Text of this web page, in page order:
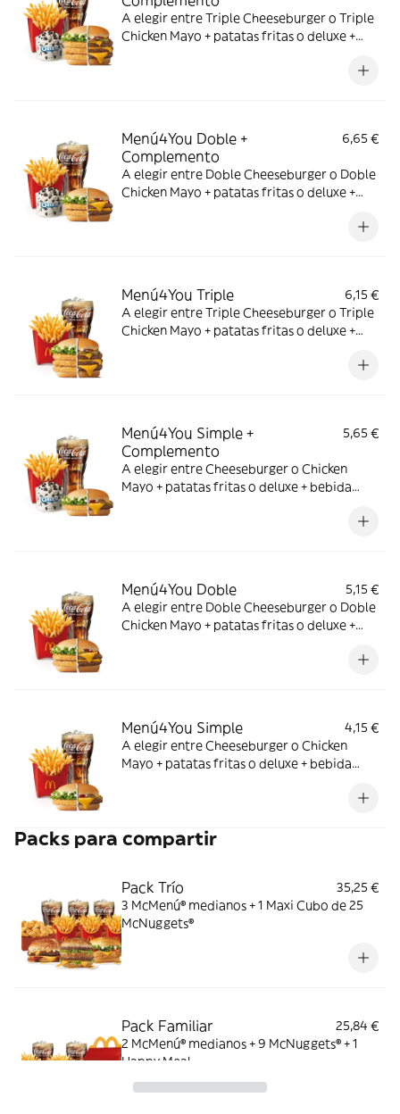
A elegir entre Triple Cheeseburger o Triple
Chicken Mayo + patatas fritas o deluxe +
Menú4You Doble +
Complemento
6,65 €
A elegir entre Doble Cheeseburger o Doble
Chicken Mayo + patatas fritas o deluxe +
Menú4You Triple
6,15 €
A elegir entre Triple Cheeseburger o Triple
Chicken Mayo + patatas fritas o deluxe +
Menú4You Simple +
Complemento
5,65 €
A elegir entre Cheeseburger o Chicken
Mayo + patatas fritas o deluxe + bebida
Menú4You Doble
5,15 €
A elegir entre Doble Cheeseburger o Doble
Chicken Mayo + patatas fritas o deluxe +
Menú4You Simple
4,15 €
A elegir entre Cheeseburger o Chicken
Mayo + patatas fritas o deluxe + bebida
Packs para compartir
Pack Trío
35,25 €
3 McMenú® medianos + 1 Maxi Cubo de 25
McNuggets®
Pack Familiar
25,84 €
2 McMenú® medianos + 9 McNuggets® + 1
Happy Meal